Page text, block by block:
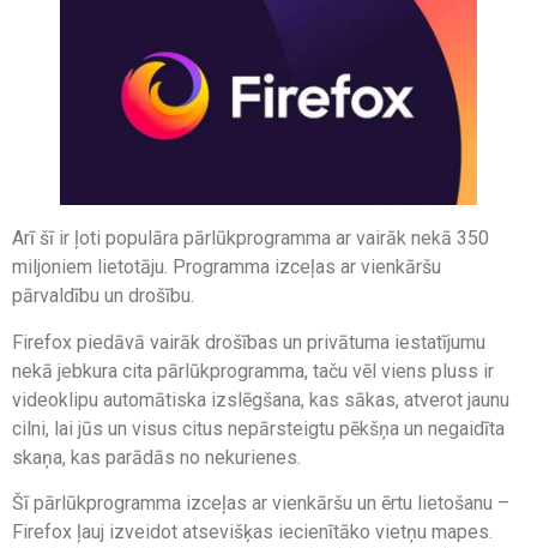
Arī šī ir ļoti populāra pārlūkprogramma ar vairāk nekā 350
miljoniem lietotāju. Programma izceļas ar vienkāršu
pārvaldību un drošību.
Firefox piedāvā vairāk drošības un privātuma iestatījumu
nekā jebkura cita pārlūkprogramma, taču vēl viens pluss ir
videoklipu automātiska izslēgšana, kas sākas, atverot jaunu
cilni, lai jūs un visus citus nepārsteigtu pēkšņa un negaidīta
skaņa, kas parādās no nekurienes.
Šī pārlūkprogramma izceļas ar vienkāršu un ērtu lietošanu –
Firefox ļauj izveidot atsevišķas iecienītāko vietņu mapes.